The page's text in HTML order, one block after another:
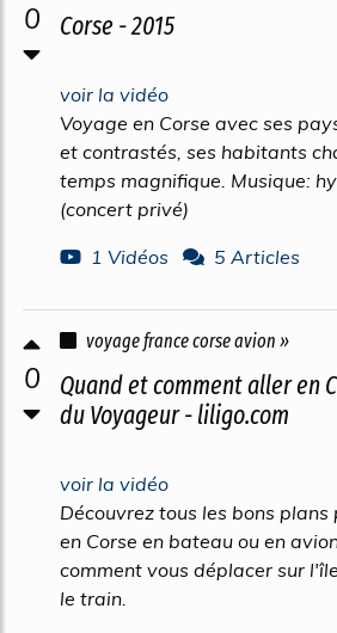
0 Corse - 2015
voir la vidéo
Voyage en Corse avec ses
et contrastés, ses habitants
temps magnifique. Musique:
(concert privé)
1 Vidéos
5 Articles
0
voyage france corse avion »
Quand et comment aller en
du Voyageur - liligo.com
voir la vidéo
Découvrez tous les bons plans
en Corse en bateau ou en
comment vous déplacer sur
le train.